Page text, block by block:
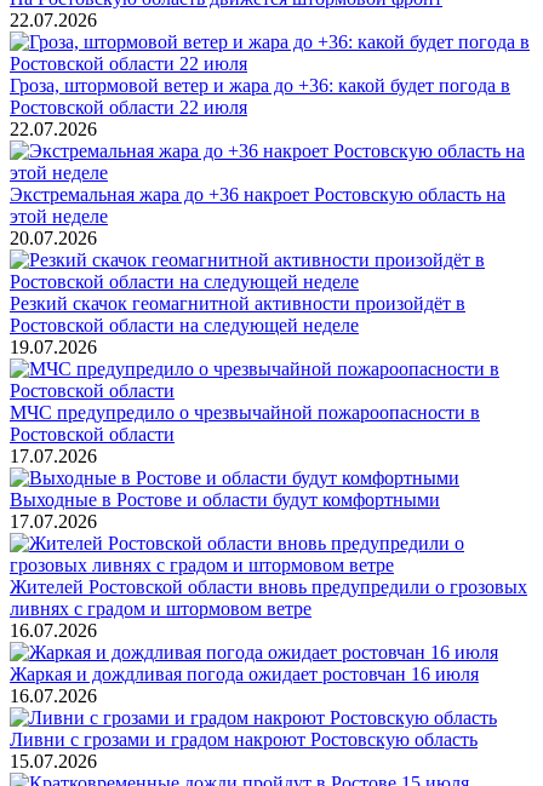
22.07.2026
Гроза, штормовой ветер и жара до +36: какой будет погода в
Ростовской области 22 июля
22.07.2026
Экстремальная жара до +36 накроет Ростовскую область на
этой неделе
20.07.2026
Резкий скачок геомагнитной активности произойдёт в
Ростовской области на следующей неделе
19.07.2026
МЧС предупредило о чрезвычайной пожароопасности в
Ростовской области
17.07.2026
Выходные в Ростове и области будут комфортными
17.07.2026
Жителей Ростовской области вновь предупредили о грозовых
ливнях с градом и штормовом ветре
16.07.2026
Жаркая и дождливая погода ожидает ростовчан 16 июля
16.07.2026
Ливни с грозами и градом накроют Ростовскую область
15.07.2026